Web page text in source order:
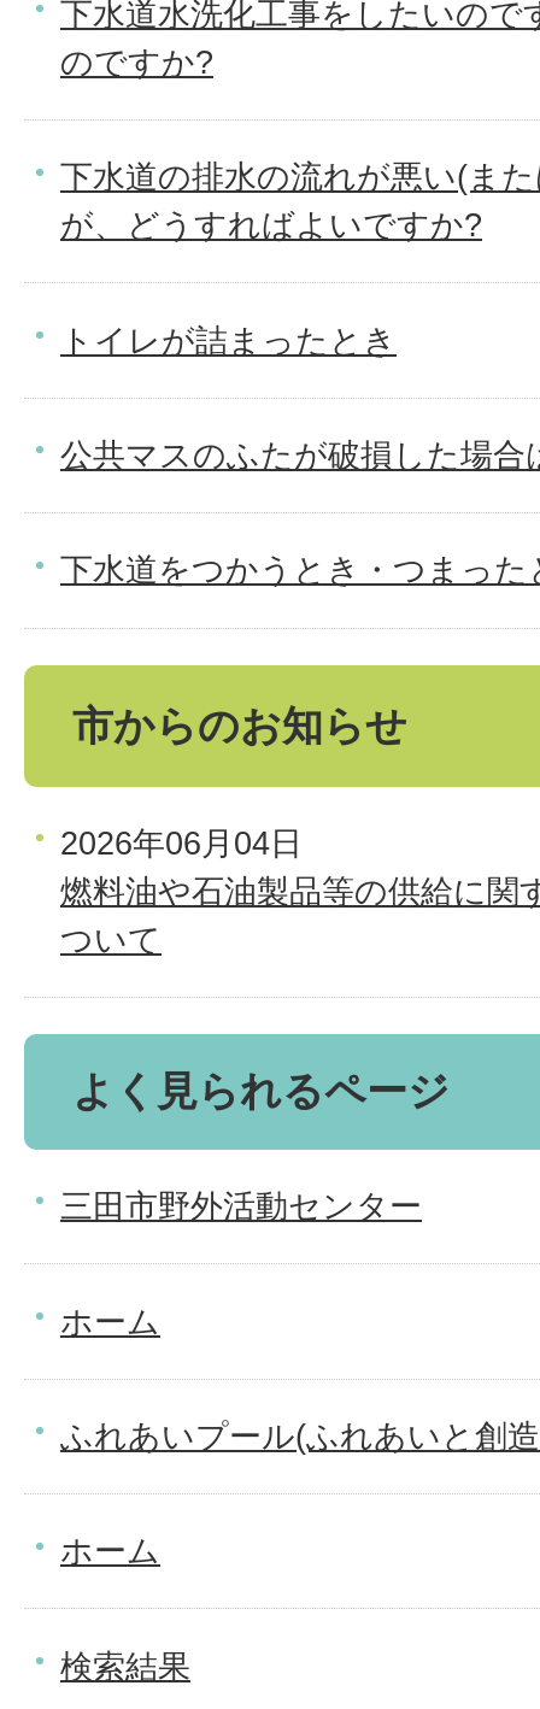
下水道水洗化工事をしたいの
のですか?
下水道の排水の流れが悪い(ま
が、どうすればよいですか?
トイレが詰まったとき
公共マスのふたが破損した場合
下水道をつかうとき・つまっ
市からのお知らせ
2026年06月04日
燃料油や石油製品等の供給に関
ついて
よく見られるページ
三田市野外活動センター
ホーム
ふれあいプール(ふれあいと創
ホーム
検索結果